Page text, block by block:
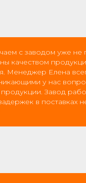
с заводом уже не
качеством
Менеджер Елена
у нас
Завод
в поставках